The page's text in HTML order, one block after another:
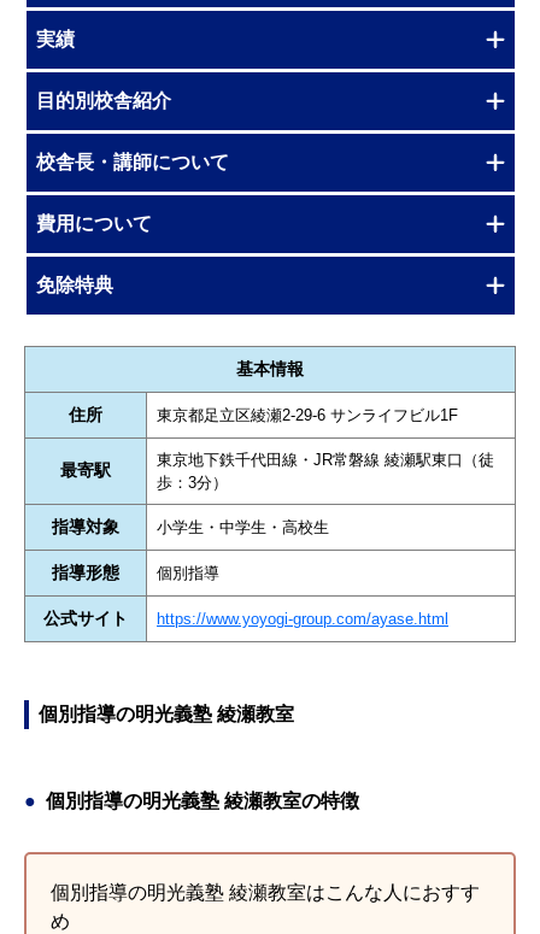
実績
目的別校舎紹介
校舎長・講師について
費用について
免除特典
基本情報
住所 東京都足立区綾瀬2-29-6 サンライフビル1F
最寄駅
東京地下鉄千代田線・JR常磐線 綾瀬駅東口（徒
歩：3分）
指導対象 小学生・中学生・高校生
指導形態 個別指導
公式サイト https://www.yoyogi-group.com/ayase.html
個別指導の明光義塾 綾瀬教室
個別指導の明光義塾 綾瀬教室の特徴
個別指導の明光義塾 綾瀬教室はこんな人におすす
め